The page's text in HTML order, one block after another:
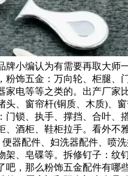
小编认为有需要再取大师
饰五金：万向轮、柜腿、
电等等之类的。出产厂家
、窗帘杆(铜质、木质)、
锁、执手、撑挡、合叶、
酒柜、鞋柜拉手。看外不
器配件、妇洗器配件、喷
、皂碟等。拆修钉子：纹
，那么粉饰五金配件有哪